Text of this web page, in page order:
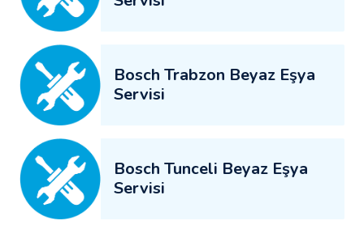
Bosch Trabzon Beyaz Eşya
Servisi
Bosch Tunceli Beyaz Eşya
Servisi